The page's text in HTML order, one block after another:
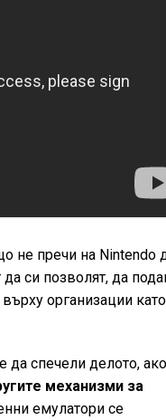
не пречи на Nintendo
си позволят, да
организации като
спечели делото,
механизми за
емулатори се